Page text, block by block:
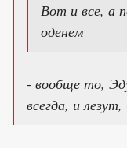
Вот и все, а
оденем
- вообще то,
всегда, и